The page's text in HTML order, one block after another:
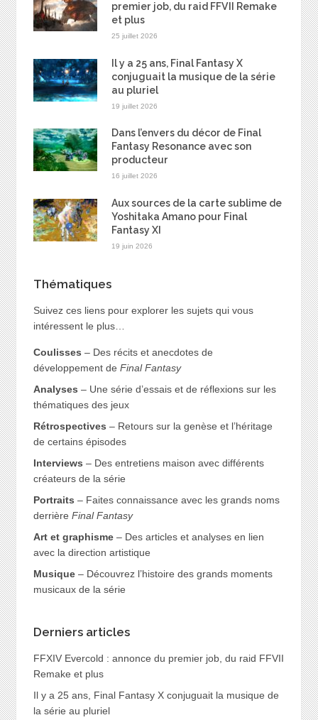
premier job, du raid FFVII Remake
et plus
25 juillet 2026
Il y a 25 ans, Final Fantasy X
conjuguait la musique de la série
au pluriel
19 juillet 2026
Dans l’envers du décor de Final
Fantasy Resonance avec son
producteur
16 juillet 2026
Aux sources de la carte sublime de
Yoshitaka Amano pour Final
Fantasy XI
19 juin 2026
Thématiques
Suivez ces liens pour explorer les sujets qui vous
intéressent le plus…
Coulisses – Des récits et anecdotes de
développement de Final Fantasy
Analyses – Une série d’essais et de réflexions sur les
thématiques des jeux
Rétrospectives – Retours sur la genèse et l’héritage
de certains épisodes
Interviews – Des entretiens maison avec différents
créateurs de la série
Portraits – Faites connaissance avec les grands noms
derrière Final Fantasy
Art et graphisme– Des articles et analyses en lien
avec la direction artistique
Musique– Découvrez l’histoire des grands moments
musicaux de la série
Derniers articles
FFXIV Evercold : annonce du premier job, du raid FFVII
Remake et plus
Il y a 25 ans, Final Fantasy X conjuguait la musique de
la série au pluriel